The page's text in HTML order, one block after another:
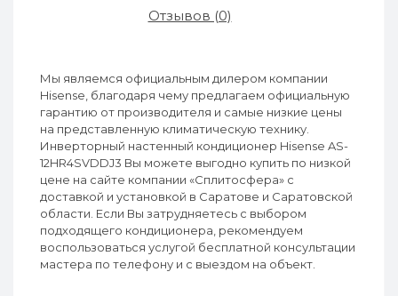
Отзывов (0)
Мы являемся официальным дилером компании
Hisense, благодаря чему предлагаем официальную
гарантию от производителя и самые низкие цены
на представленную климатическую технику.
Инверторный настенный кондиционер Hisense AS-
12HR4SVDDJ3 Вы можете выгодно купить по низкой
цене на сайте компании «Сплитосфера» с
доставкой и установкой в Саратове и Саратовской
области. Если Вы затрудняетесь с выбором
подходящего кондиционера, рекомендуем
воспользоваться услугой бесплатной консультации
мастера по телефону и с выездом на объект.